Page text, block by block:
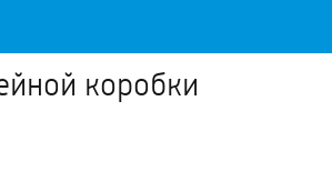
коробки